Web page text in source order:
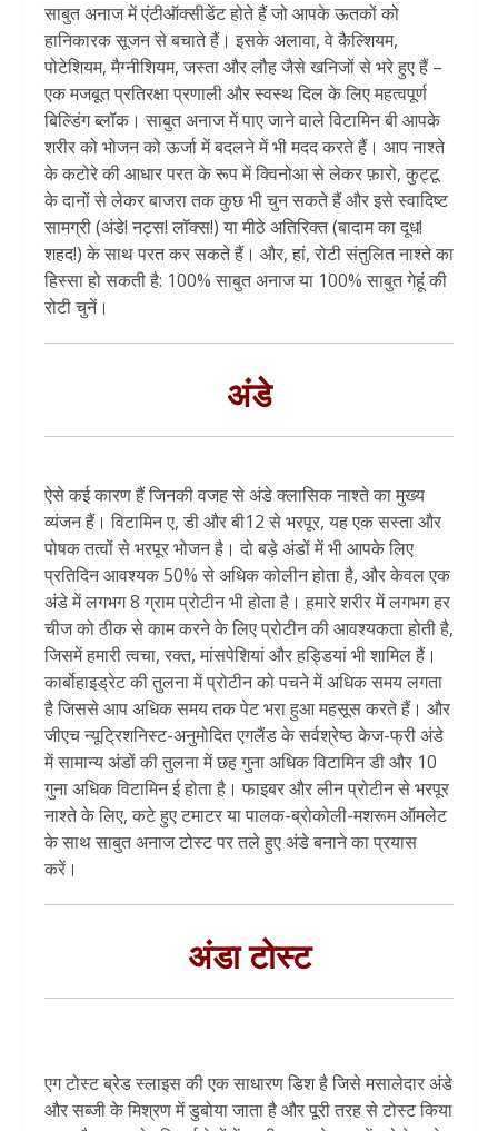
साबुत अनाज में एंटीऑक्सीडेंट होते हैं जो आपके ऊतकों को
हानिकारक सूजन से बचाते हैं। इसके अलावा, वे कैल्शियम,
पोटेशियम, मैग्नीशियम, जस्ता और लौह जैसे खनिजों से भरे हुए हैं –
एक मजबूत प्रतिरक्षा प्रणाली और स्वस्थ दिल के लिए महत्वपूर्ण
बिल्डिंग ब्लॉक। साबुत अनाज में पाए जाने वाले विटामिन बी आपके
शरीर को भोजन को ऊर्जा में बदलने में भी मदद करते हैं। आप नाश्ते
के कटोरे की आधार परत के रूप में क्विनोआ से लेकर फ़ारो, कुट्टू
के दानों से लेकर बाजरा तक कुछ भी चुन सकते हैं और इसे स्वादिष्ट
सामग्री (अंडे! नट्स! लॉक्स!) या मीठे अतिरिक्त (बादाम का दूध!
शहद!) के साथ परत कर सकते हैं। और, हां, रोटी संतुलित नाश्ते का
हिस्सा हो सकती है: 100% साबुत अनाज या 100% साबुत गेहूं की
रोटी चुनें।
अंडे
ऐसे कई कारण हैं जिनकी वजह से अंडे क्लासिक नाश्ते का मुख्य
व्यंजन हैं। विटामिन ए, डी और बी12 से भरपूर, यह एक सस्ता और
पोषक तत्वों से भरपूर भोजन है। दो बड़े अंडों में भी आपके लिए
प्रतिदिन आवश्यक 50% से अधिक कोलीन होता है, और केवल एक
अंडे में लगभग 8 ग्राम प्रोटीन भी होता है। हमारे शरीर में लगभग हर
चीज को ठीक से काम करने के लिए प्रोटीन की आवश्यकता होती है,
जिसमें हमारी त्वचा, रक्त, मांसपेशियां और हड्डियां भी शामिल हैं।
कार्बोहाइड्रेट की तुलना में प्रोटीन को पचने में अधिक समय लगता
है जिससे आप अधिक समय तक पेट भरा हुआ महसूस करते हैं। और
जीएच न्यूट्रिशनिस्ट-अनुमोदित एगलैंड के सर्वश्रेष्ठ केज-फ्री अंडे
में सामान्य अंडों की तुलना में छह गुना अधिक विटामिन डी और 10
गुना अधिक विटामिन ई होता है। फाइबर और लीन प्रोटीन से भरपूर
नाश्ते के लिए, कटे हुए टमाटर या पालक-ब्रोकोली-मशरूम ऑमलेट
के साथ साबुत अनाज टोस्ट पर तले हुए अंडे बनाने का प्रयास
करें।
अंडा टोस्ट
एग टोस्ट ब्रेड स्लाइस की एक साधारण डिश है जिसे मसालेदार अंडे
और सब्जी के मिश्रण में डुबोया जाता है और पूरी तरह से टोस्ट किया